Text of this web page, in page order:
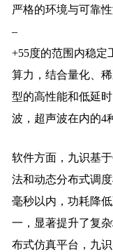
严格的环境与可靠
–
+55度的范围内稳定
算力，结合量化、
型的高性能和低延
波，超声波在内的4
软件方面，九识基
法和动态分布式调
毫秒以内，功耗降
一，显著提升了复
布式仿真平台，九